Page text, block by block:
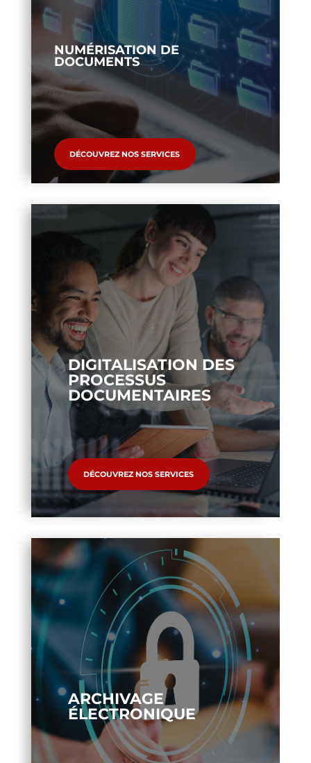
NUMÉRISATION DE
DOCUMENTS
DÉCOUVREZ NOS SERVICES
DIGITALISATION DES
PROCESSUS
DOCUMENTAIRES
DÉCOUVREZ NOS SERVICES
ARCHIVAGE
ÉLECTRONIQUE